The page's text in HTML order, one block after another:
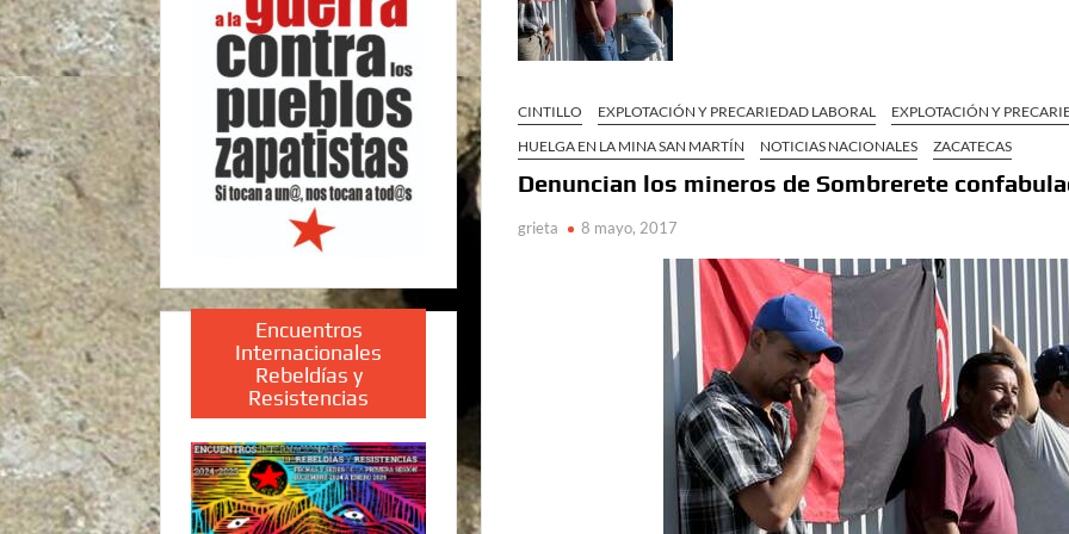
CINTILLO EXPLOTACIÓN Y PRECARIEDAD LABORAL
EXPLOTACIÓN Y
HUELGA EN LA MINA SAN MARTÍN
NOTICIAS NACIONALES ZACATECAS
Denuncian los mineros de Sombrerete
grieta 8 mayo, 2017
Encuentros
Internacionales
Rebeldías y
Resistencias